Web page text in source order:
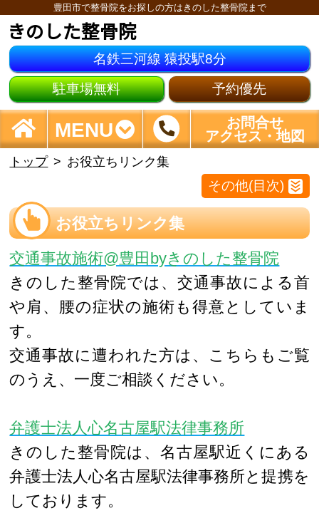
豊田市で整骨院をお探しの方はきのした整骨院まで
きのした整骨院
名鉄三河線 猿投駅8分
駐車場無料 予約優先
MENU
お問合せ
アクセス・地図
トップ お役立ちリンク集
その他(目次)
お役立ちリンク集
交通事故施術@豊田byきのした整骨院
きのした整骨院では、交通事故による首
や肩、腰の症状の施術も得意としていま
す。
交通事故に遭われた方は、こちらもご覧
のうえ、一度ご相談ください。
弁護士法人心名古屋駅法律事務所
きのした整骨院は、名古屋駅近くにある
弁護士法人心名古屋駅法律事務所と提携を
しております。